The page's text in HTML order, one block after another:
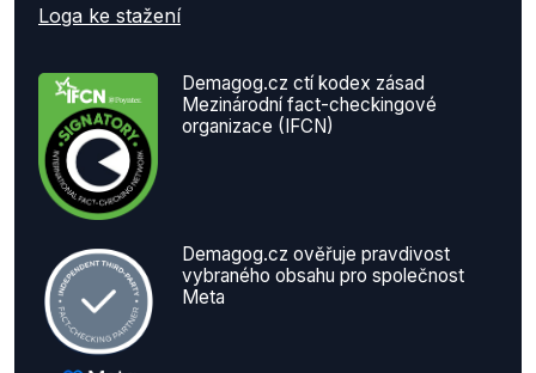
Loga ke stažení
Demagog.cz ctí kodex zásad
Mezinárodní fact-checkingové
organizace (IFCN)
Demagog.cz ověřuje pravdivost
vybraného obsahu pro společnost
Meta